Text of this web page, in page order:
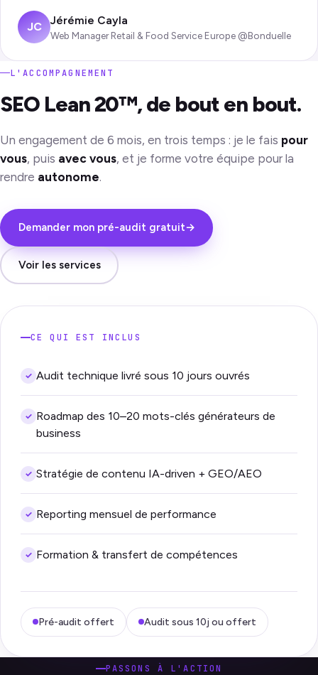
JC Jérémie Cayla
Web Manager Retail & Food Service Europe @Bonduelle
L'ACCOMPAGNEMENT
SEO Lean 20™, de bout en bout.
Un engagement de 6 mois, en trois temps : je le fais pour
vous, puis avec vous, et je forme votre équipe pour la
rendre autonome.
Demander mon pré-audit gratuit→
Voir les services
CE QUI EST INCLUS
✓ Audit technique livré sous 10 jours ouvrés
✓ Roadmap des 10–20 mots-clés générateurs de
business
✓ Stratégie de contenu IA-driven + GEO/AEO
✓ Reporting mensuel de performance
✓ Formation & transfert de compétences
Pré-audit offert Audit sous 10j ou offert
PASSONS À L'ACTION